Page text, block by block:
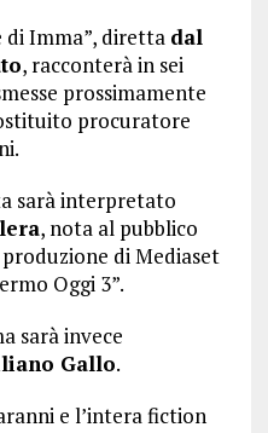
Imma”, diretta dal
, racconterà in sei
prossimamente
procuratore
sarà interpretato
, nota al pubblico
di Mediaset
Oggi 3”.
sarà invece
Gallo.
e l’intera fiction